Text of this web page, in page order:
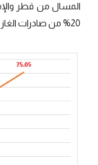
المسال من قطر
20% من صادرات الغاز الطبيعي المسال عالميًا.